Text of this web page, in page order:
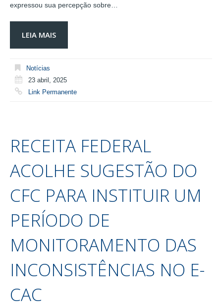
expressou sua percepção sobre…
LEIA MAIS
Notícias
23 abril, 2025
Link Permanente
RECEITA FEDERAL
ACOLHE SUGESTÃO DO
CFC PARA INSTITUIR UM
PERÍODO DE
MONITORAMENTO DAS
INCONSISTÊNCIAS NO E-
CAC